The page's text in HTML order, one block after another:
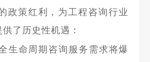
政策红利，为工程咨询行业
了历史性机遇：
生命周期咨询服务需求将爆